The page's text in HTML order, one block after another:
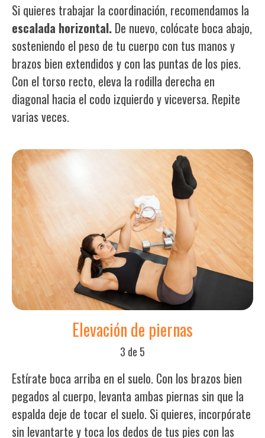
Si quieres trabajar la coordinación, recomendamos la
escalada horizontal. De nuevo, colócate boca abajo,
sosteniendo el peso de tu cuerpo con tus manos y
brazos bien extendidos y con las puntas de los pies.
Con el torso recto, eleva la rodilla derecha en
diagonal hacia el codo izquierdo y viceversa. Repite
varias veces.
Elevación de piernas
3 de 5
Estírate boca arriba en el suelo. Con los brazos bien
pegados al cuerpo, levanta ambas piernas sin que la
espalda deje de tocar el suelo. Si quieres, incorpórate
sin levantarte y toca los dedos de tus pies con las